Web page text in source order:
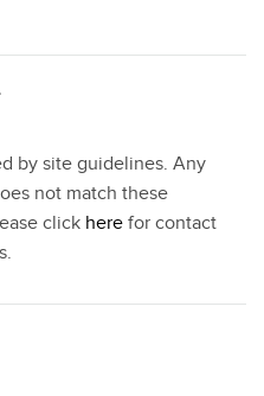
by site guidelines. Any
not match these
click here for contact